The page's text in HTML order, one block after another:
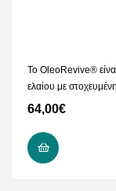
Το OleoRevive®
ελαίου με
64,00€